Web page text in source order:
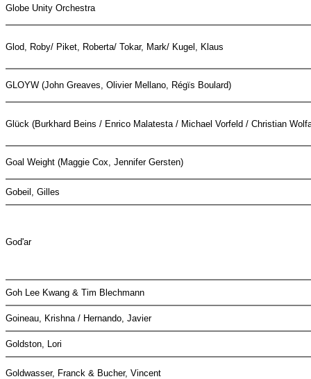
Globe Unity Orchestra
Glod, Roby/ Piket, Roberta/ Tokar, Mark/ Kugel, Klaus
GLOYW (John Greaves, Olivier Mellano, Régïs Boulard)
Glück (Burkhard Beins / Enrico Malatesta / Michael Vorfeld / Christian
Goal Weight (Maggie Cox, Jennifer Gersten)
Gobeil, Gilles
God'ar
Goh Lee Kwang & Tim Blechmann
Goineau, Krishna / Hernando, Javier
Goldston, Lori
Goldwasser, Franck & Bucher, Vincent